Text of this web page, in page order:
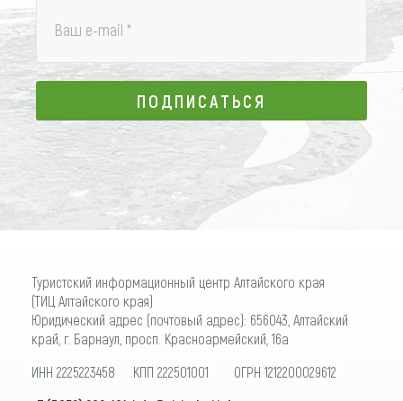
Ваш e-mail *
ПОДПИСАТЬСЯ
ПОДПИСАТЬСЯ
Туристский информационный центр Алтайского края
(ТИЦ Алтайского края)
Юридический адрес (почтовый адрес): 656043, Алтайский
край, г. Барнаул, просп. Красноармейский, 16а
ИНН 2225223458 КПП 222501001 ОГРН 1212200029612